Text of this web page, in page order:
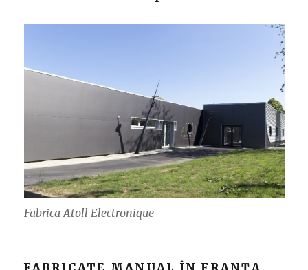
Fabrica Atoll Electronique
FABRICATE MANUAL ÎN FRANȚA